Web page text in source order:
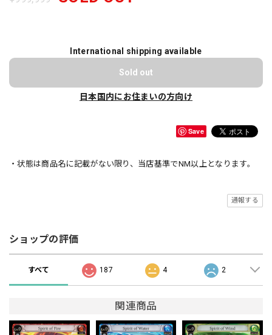
International shipping available
Sold out
日本国内にお住まいの方向け
Save
・状態は商品名に記載がない限り、当店基準でNM以上となります。
通報する
ショップの評価
すべて 187 4 2
関連商品